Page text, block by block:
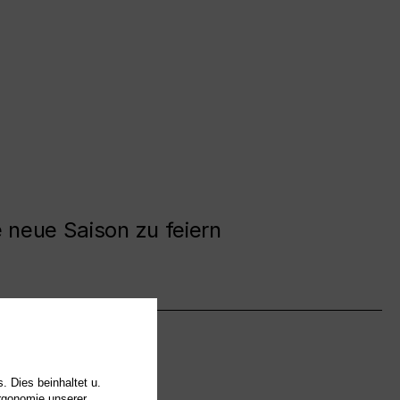
Saison zu feiern
Dies beinhaltet u.